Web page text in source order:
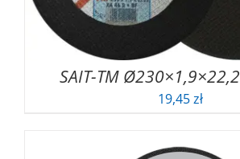
SAIT-TM
19,45zł